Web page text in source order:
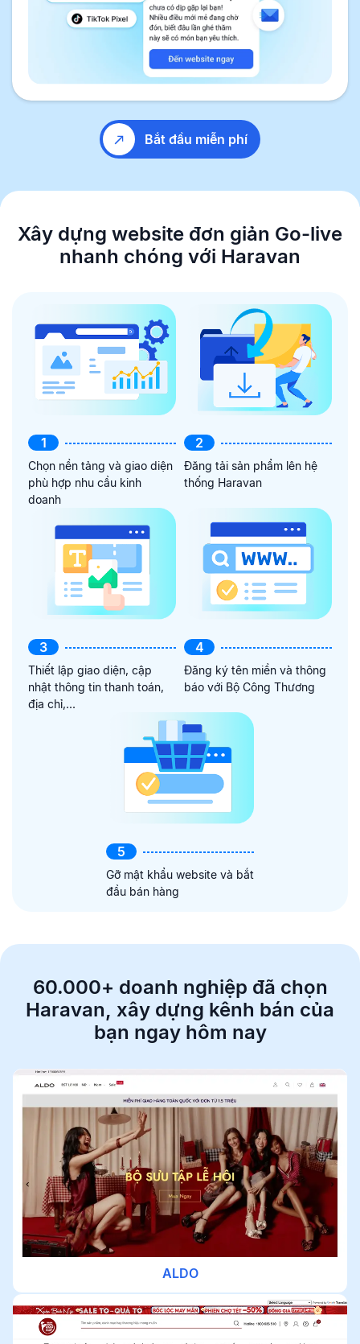
Bắt đầu miễn phí
Xây dựng website đơn giản Go-live
nhanh chóng với Haravan
1
Chọn nền tảng và giao diện
phù hợp nhu cầu kinh
doanh
2
Đăng tải sản phẩm lên hệ
thống Haravan
3
Thiết lập giao diện, cập
nhật thông tin thanh toán,
địa chỉ,...
4
Đăng ký tên miền và thông
báo với Bộ Công Thương
5
Gỡ mật khẩu website và bắt
đầu bán hàng
60.000+ doanh nghiệp đã chọn
Haravan, xây dựng kênh bán của
bạn ngay hôm nay
ALDO